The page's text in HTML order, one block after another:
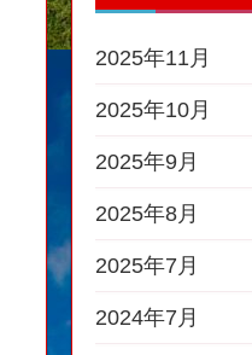
2025年11月
2025年10月
2025年9月
2025年8月
2025年7月
2024年7月